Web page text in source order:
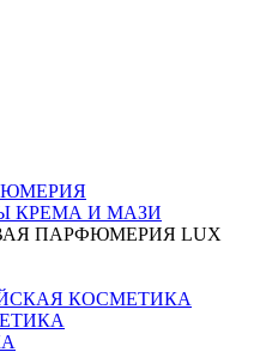
КРЕМА И МАЗИ
ПАРФЮМЕРИЯ LUX
КОСМЕТИКА